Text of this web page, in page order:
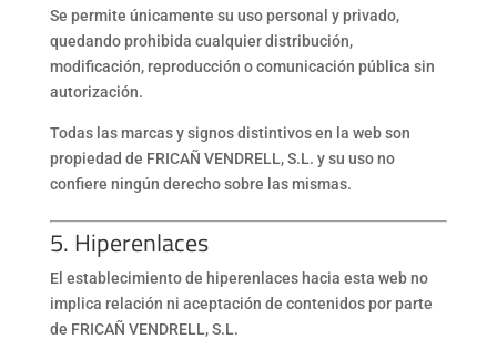
Se permite únicamente su uso personal y privado,
quedando prohibida cualquier distribución,
modificación, reproducción o comunicación pública sin
autorización.
Todas las marcas y signos distintivos en la web son
propiedad de FRICAÑ VENDRELL, S.L. y su uso no
confiere ningún derecho sobre las mismas.
5. Hiperenlaces
El establecimiento de hiperenlaces hacia esta web no
implica relación ni aceptación de contenidos por parte
de FRICAÑ VENDRELL, S.L.